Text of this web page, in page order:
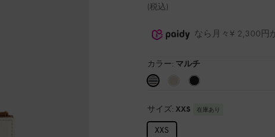
(税込)
なら月々¥ 2,300円
カラー: マルチ
サイズ: XXS 在庫あり
XXS